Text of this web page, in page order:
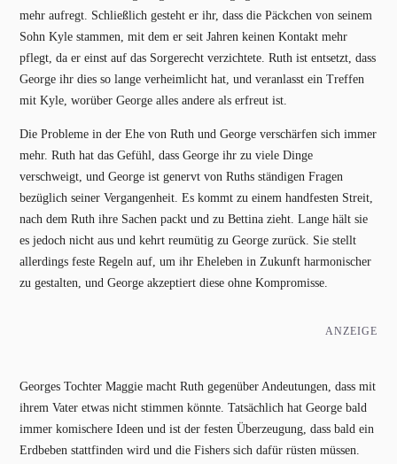
mehr aufregt. Schließlich gesteht er ihr, dass die Päckchen von seinem
Sohn Kyle stammen, mit dem er seit Jahren keinen Kontakt mehr
pflegt, da er einst auf das Sorgerecht verzichtete. Ruth ist entsetzt, dass
George ihr dies so lange verheimlicht hat, und veranlasst ein Treffen
mit Kyle, worüber George alles andere als erfreut ist.
Die Probleme in der Ehe von Ruth und George verschärfen sich immer
mehr. Ruth hat das Gefühl, dass George ihr zu viele Dinge
verschweigt, und George ist genervt von Ruths ständigen Fragen
bezüglich seiner Vergangenheit. Es kommt zu einem handfesten Streit,
nach dem Ruth ihre Sachen packt und zu Bettina zieht. Lange hält sie
es jedoch nicht aus und kehrt reumütig zu George zurück. Sie stellt
allerdings feste Regeln auf, um ihr Eheleben in Zukunft harmonischer
zu gestalten, und George akzeptiert diese ohne Kompromisse.
ANZEIGE
Georges Tochter Maggie macht Ruth gegenüber Andeutungen, dass mit
ihrem Vater etwas nicht stimmen könnte. Tatsächlich hat George bald
immer komischere Ideen und ist der festen Überzeugung, dass bald ein
Erdbeben stattfinden wird und die Fishers sich dafür rüsten müssen.